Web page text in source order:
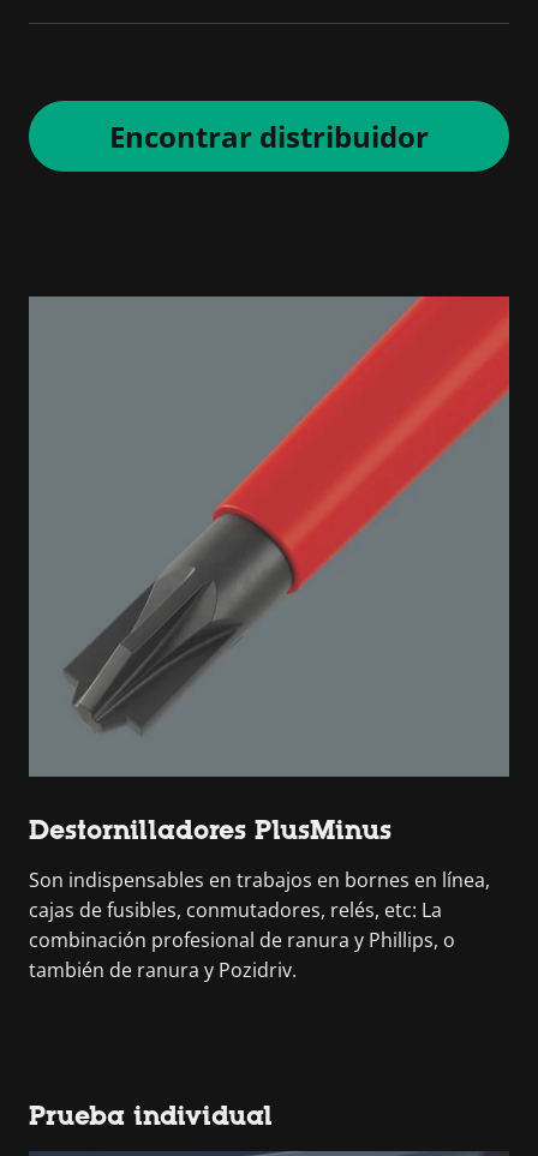
Encontrar distribuidor
Destornilladores PlusMinus
Son indispensables en trabajos en bornes en línea,
cajas de fusibles, conmutadores, relés, etc: La
combinación profesional de ranura y Phillips, o
también de ranura y Pozidriv.
Prueba individual